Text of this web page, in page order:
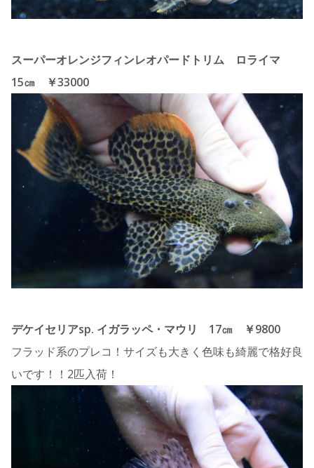
スーパーオレンジフィンレオパードトリム ロライマ
15㎝ ￥33000
デケイセリアsp. イガラッペ・マウリ 17㎝ ￥9800
フラッド系のプレコ！サイズも大きく色味も綺麗で格好良
いです！！2匹入荷！